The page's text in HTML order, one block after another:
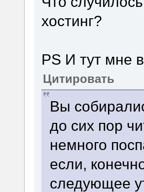
хостинг?
PS И тут мне
Цитировать
Вы
до сих пор
немного
если,
следующее